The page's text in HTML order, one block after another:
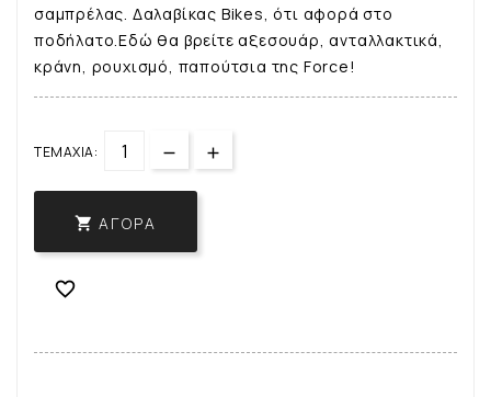
σαμπρέλας. Δαλαβίκας Bikes, ότι αφορά στο
ποδήλατο.Εδώ θα βρείτε αξεσουάρ, ανταλλακτικά,
κράνη, ρουχισμό, παπούτσια της Force!
ΤΕΜΆΧΙΑ:
 ΑΓΟΡΆ
